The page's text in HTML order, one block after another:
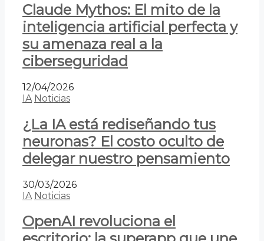
Claude Mythos: El mito de la
inteligencia artificial perfecta y
su amenaza real a la
ciberseguridad
12/04/2026
IA Noticias
¿La IA está rediseñando tus
neuronas? El costo oculto de
delegar nuestro pensamiento
30/03/2026
IA Noticias
OpenAI revoluciona el